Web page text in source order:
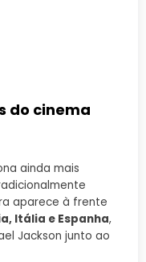
do cinema
ainda mais
aparece à frente
Itália e Espanha,
Jackson junto ao